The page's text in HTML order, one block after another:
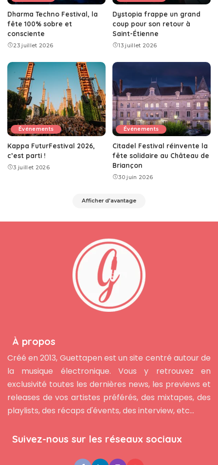
Dharma Techno Festival, la
fête 100% sobre et
consciente
23 juillet 2026
Dystopia frappe un grand
coup pour son retour à
Saint-Étienne
13 juillet 2026
Événements
Kappa FuturFestival 2026,
c’est parti !
3 juillet 2026
Événements
Citadel Festival réinvente la
fête solidaire au Château de
Briançon
30 juin 2026
Afficher d'avantage
À propos
Créé en 2013, Guettapen est un site centré autour de
la musique électronique. Vous y retrouvez en
exclusivité toutes les dernières news, les previews et
releases de vos artistes préférés, des mixtapes, des
playlists, des récaps d'évents, des interview, etc...
Suivez-nous sur les réseaux sociaux